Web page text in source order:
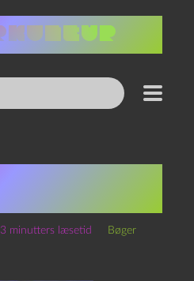
3 minutters læsetid Bøger